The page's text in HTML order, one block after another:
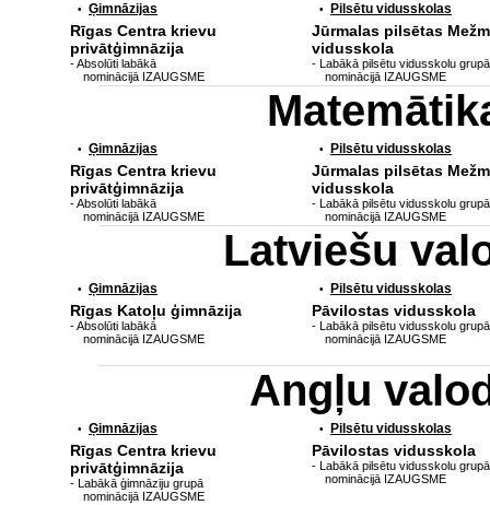
• Ģimnāzijas
Rīgas Centra krievu
privātģimnāzija
- Absolūti labākā
nominācijā IZAUGSME
• Pilsētu vidusskolas
Jūrmalas pilsētas
vidusskola
- Labākā pilsētu vidusskolu grupā
nominācijā IZAUGSME
• Ģimnāzijas
Rīgas Centra krievu
privātģimnāzija
- Absolūti labākā
nominācijā IZAUGSME
• Pilsētu vidusskolas
Jūrmalas pilsētas
vidusskola
- Labākā pilsētu vidusskolu grupā
nominācijā IZAUGSME
Latviešu
• Ģimnāzijas
Rīgas Katoļu ģimnāzija
- Absolūti labākā
nominācijā IZAUGSME
• Pilsētu vidusskolas
Pāvilostas vidusskola
- Labākā pilsētu vidusskolu grupā
nominācijā IZAUGSME
Angļu
• Ģimnāzijas
Rīgas Centra krievu
privātģimnāzija
- Labākā ģimnāziju grupā
nominācijā IZAUGSME
• Pilsētu vidusskolas
Pāvilostas vidusskola
- Labākā pilsētu vidusskolu grupā
nominācijā IZAUGSME